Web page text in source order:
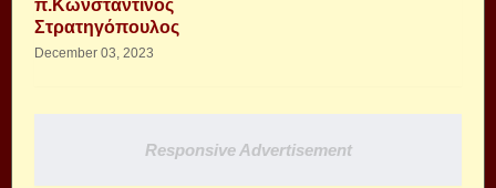
π.Κωνσταντίνος
Στρατηγόπουλος
December 03, 2023
Responsive Advertisement